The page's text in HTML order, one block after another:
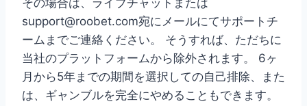
その場合は、ライブチャットまたは
support@roobet.com宛にメールにてサポートチ
ームまでご連絡ください。 そうすれば、ただちに
当社のプラットフォームから除外されます。 6ヶ
月から5年までの期間を選択しての自己排除、また
は、ギャンブルを完全にやめることもできます。